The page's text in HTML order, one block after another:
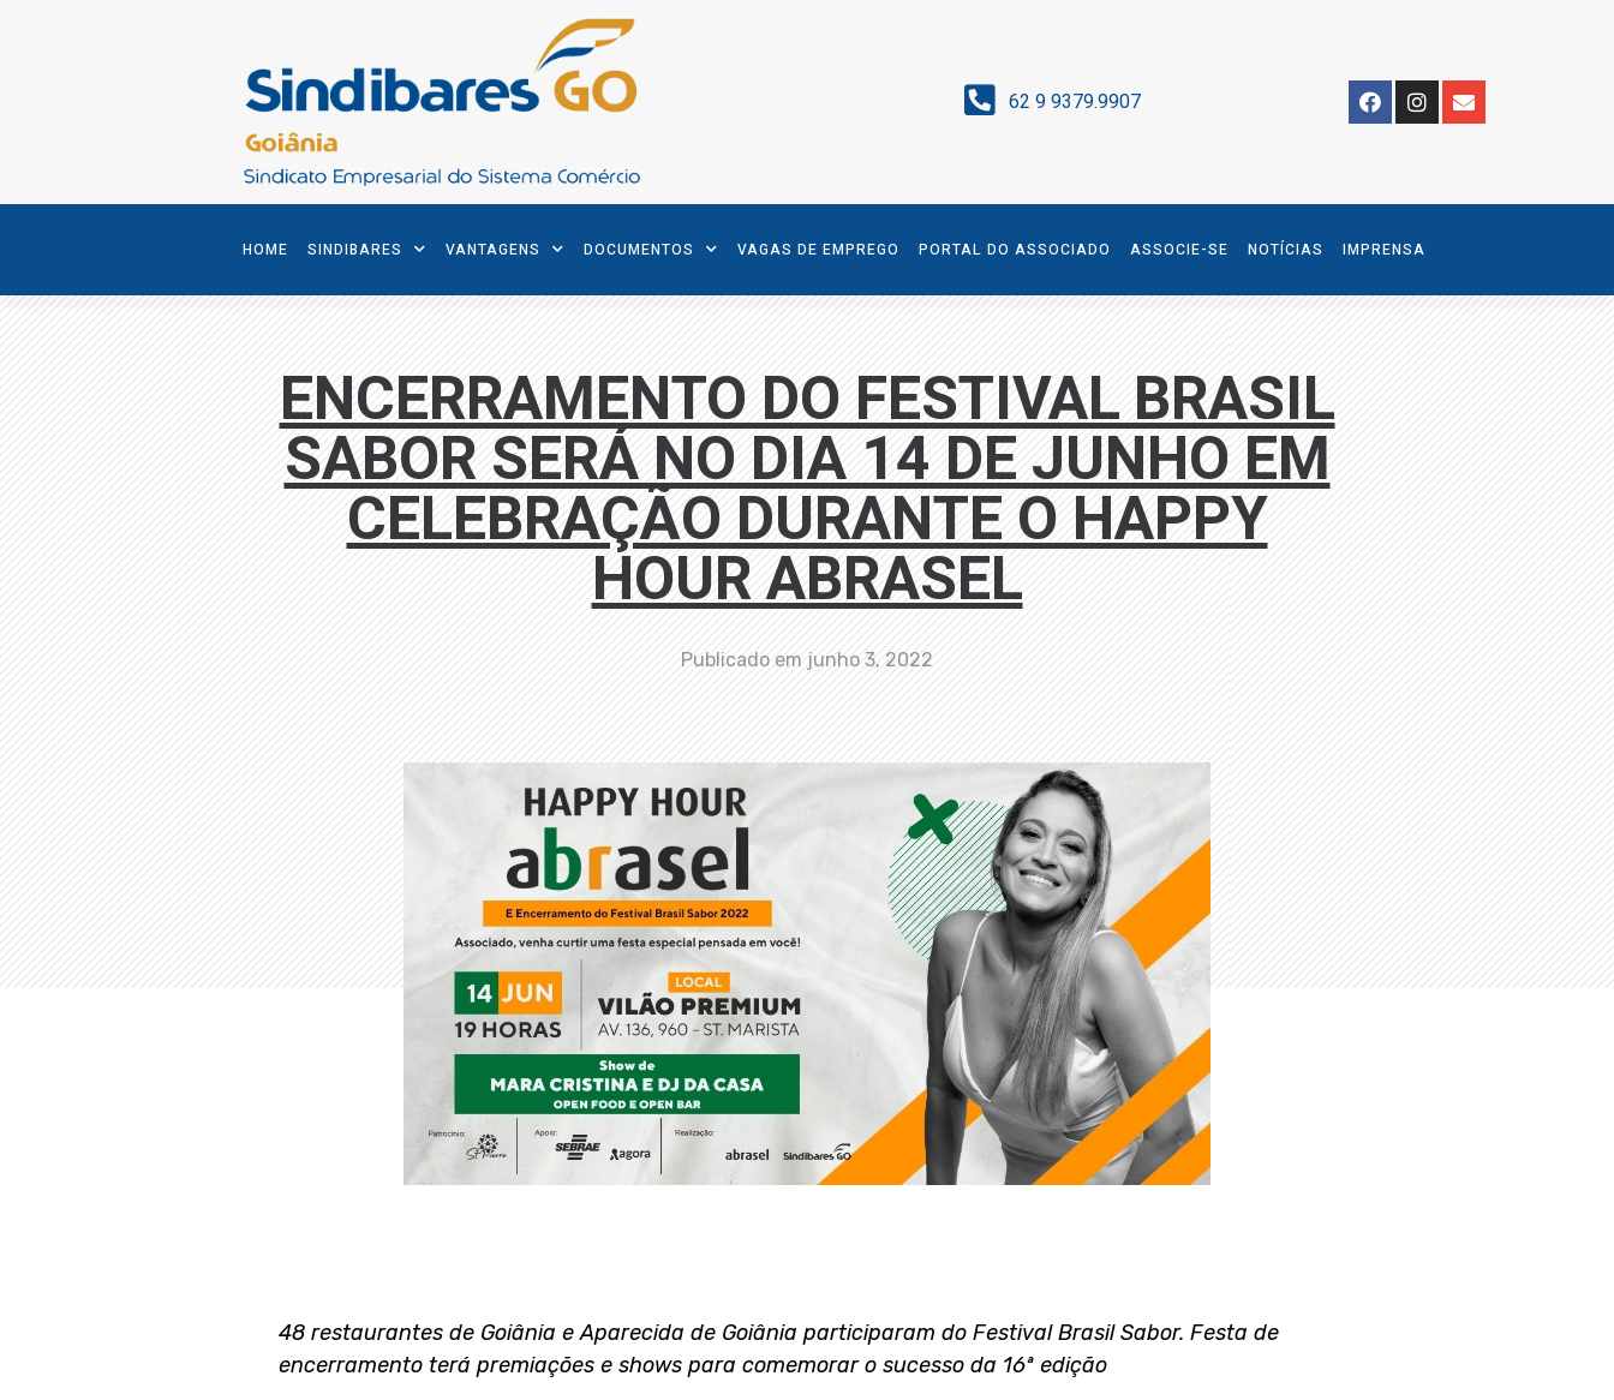
62 9 9379.9907
HOME SINDIBARES VANTAGENS DOCUMENTOS VAGAS DE EMPREGO PORTAL DO ASSOCIADO ASSOCIE-SE NOTÍCIAS IMPRENSA
ENCERRAMENTO DO FESTIVAL BRASIL
SABOR SERÁ NO DIA 14 DE JUNHO EM
CELEBRAÇÃO DURANTE O HAPPY
HOUR ABRASEL
Publicado em junho 3, 2022
48 restaurantes de Goiânia e Aparecida de Goiânia participaram do Festival Brasil Sabor. Festa de
encerramento terá premiações e shows para comemorar o sucesso da 16ª edição